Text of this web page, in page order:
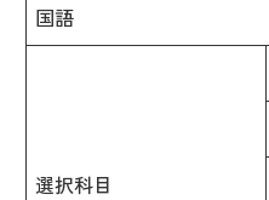
国語
選択科目